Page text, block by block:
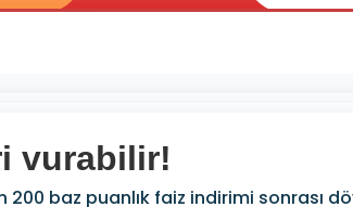
vurabilir!
baz puanlık faiz indirimi sonrası